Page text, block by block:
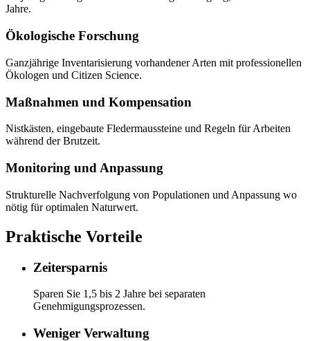
Jahre.
Ökologische Forschung
Ganzjährige Inventarisierung vorhandener Arten mit professionellen
Ökologen und Citizen Science.
Maßnahmen und Kompensation
Nistkästen, eingebaute Fledermaussteine und Regeln für Arbeiten
während der Brutzeit.
Monitoring und Anpassung
Strukturelle Nachverfolgung von Populationen und Anpassung wo
nötig für optimalen Naturwert.
Praktische Vorteile
Zeitersparnis
Sparen Sie 1,5 bis 2 Jahre bei separaten
Genehmigungsprozessen.
Weniger Verwaltung